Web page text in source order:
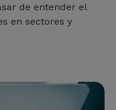
de entender el
en sectores y